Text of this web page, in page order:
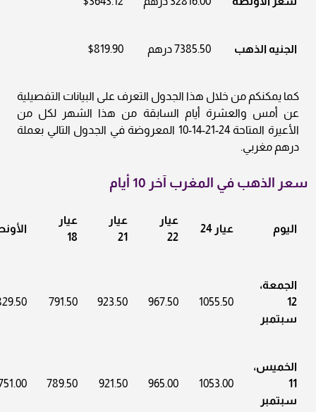
الجنيه الذهب 7385.50 درهم $819.90
كما يمكنكم من خلال هذا الجدول التعرف على البيانات التفصيلية
عن أمس والعشرة أيام السابقة من هذا الشهر لكل من
الأعيرة المتاحة 24-21-14-10 المعروضة في الجدول التالي بعملة
درهم مغربي.
سعر الذهب في المغرب آخر 10 أيام
اليوم عيار 24
عيار
22
عيار
21
عيار
18
الجمعة،
12
سبتمبر
1055.50
967.50
923.50
791.50
الخميس،
11
سبتمبر
1053.00
965.00
921.50
789.50